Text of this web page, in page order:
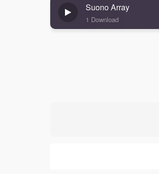
Suono Array
1 Download